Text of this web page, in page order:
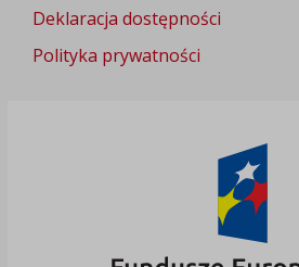
Deklaracja dostępności
Polityka prywatności